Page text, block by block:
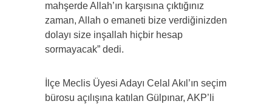
mahşerde Allah’ın karşısına çıktığınız
zaman, Allah o emaneti bize verdiğinizden
dolayı size inşallah hiçbir hesap
sormayacak” dedi.
İlçe Meclis Üyesi Adayı Celal Akıl’ın seçim
bürosu açılışına katılan Gülpınar, AKP’li